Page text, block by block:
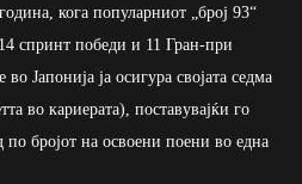
кога популарниот „број 93“
спринт победи и 11 Гран-при
Јапонија ја осигура својата седма
во кариерата), поставувајќи го
по бројот на освоени поени во една